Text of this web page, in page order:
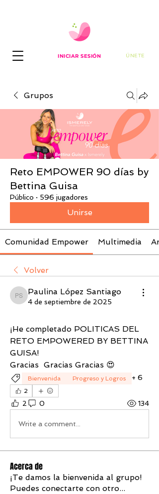
INICIAR SESIÓN ÚNETE
Grupos
Reto EMPOWER 90 días by
Bettina Guisa
Público · 596 jugadores
Unirse
Comunidad Empower Multimedia
Volver
Paulina López Santiago
Paulina López Santiago
4 de septiembre de 2025
¡He completado POLITICAS DEL
RETO EMPOWERED BY BETTINA
GUISA!
Gracias  Gracias Gracias 😍
Bienvenida Progreso y Logros + 6
2
2 0 134
Write a comment...
Acerca de
¡Te damos la bienvenida al grupo!
Puedes conectarte con otro...